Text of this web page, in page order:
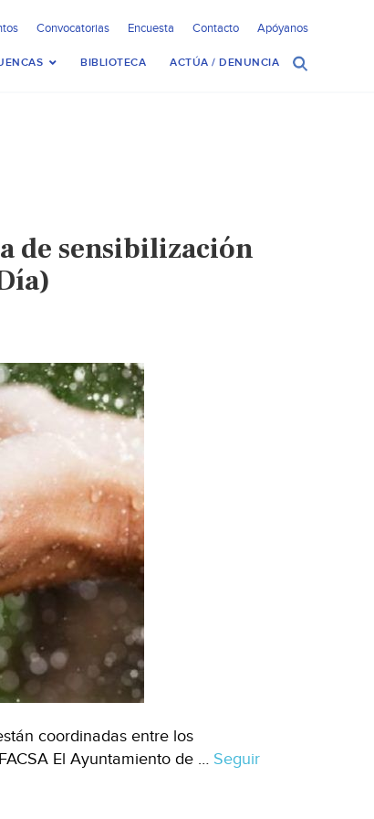
Convocatorias Encuesta Contacto Apóyanos
BIBLIOTECA ACTÚA / DENUNCIA
de sensibilización
coordinadas entre los
El Ayuntamiento de … Seguir